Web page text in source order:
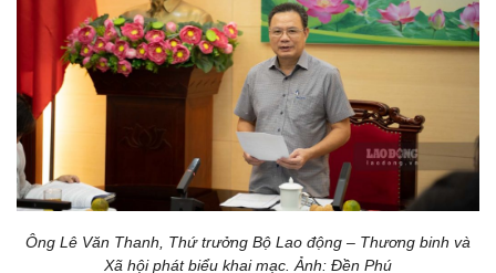
Ông Lê Văn Thanh, Thứ trưởng Bộ Lao động – Thương binh và
Xã hội phát biểu khai mạc. Ảnh: Đền Phú